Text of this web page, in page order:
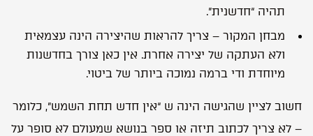
תהיה “חדשנית”.
מבחן המקור – צריך להראות שהיצירה הינה עצמאית
ולא העתקה של יצירה אחרת. אין כאן צורך בחדשנות
מיוחדת ודי ברמה נמוכה ביותר של ביטוי.
חשוב לציין שהגישה הינה ש “אין חדש תחת השמש”, כלומר
– לא צריך לכתוב תיזה או ספר בנושא שמעולם לא סופר על